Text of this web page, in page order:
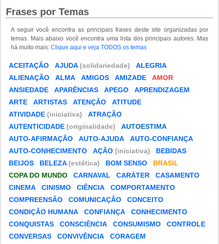
Frases por Temas
A seguir você encontra as principais frases deste site organizadas por
temas. Mais abaixo você encontra uma lista dos principais autores. Mas
há muito mais: Clique aqui e veja TODOS os temas
ACEITAÇÃO AJUDA(solidariedade)
ALEGRIA
ALIENAÇÃO
ALMA AMIGOS AMIZADE
AMOR
ANSIEDADE
APARÊNCIAS APEGO
APRENDIZAGEM
ARTE
ARTISTAS ATENÇÃO
ATITUDE
ATIVIDADE (iniciativa)
ATRAÇÃO
AUTENTICIDADE (originalidade)
AUTOESTIMA
AUTO-AFIRMAÇÃO
AUTO-AJUDA
AUTO-CONFIANÇA
AUTO-CONHECIMENTO
AÇÃO (iniciativa)
BEBIDAS
BEIJOS
BELEZA(estética) BOM SENSO
BRASIL
COPA DO MUNDO
CARNAVAL CARÁTER
CASAMENTO
CINEMA
CINISMO CIÊNCIA
COMPORTAMENTO
COMPREENSÃO
COMUNICAÇÃO
CONCEITO
CONDIÇÃO HUMANA
CONFIANÇA
CONHECIMENTO
CONQUISTAS
CONSCIÊNCIA CONSUMISMO
CONTROLE
CONVERSAS
CONVIVÊNCIA
CORAGEM